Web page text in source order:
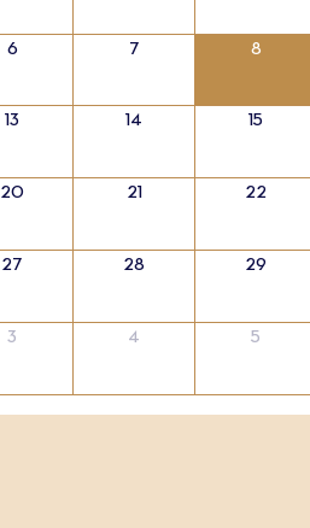
6 7 8
13 14 15
20 21 22
27 28 29
3 4 5